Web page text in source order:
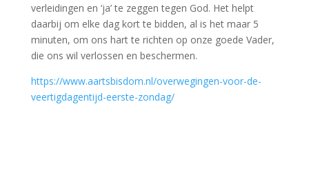
verleidingen en ‘ja’ te zeggen tegen God. Het helpt
daarbij om elke dag kort te bidden, al is het maar 5
minuten, om ons hart te richten op onze goede Vader,
die ons wil verlossen en beschermen.
https://www.aartsbisdom.nl/overwegingen-voor-de-
veertigdagentijd-eerste-zondag/